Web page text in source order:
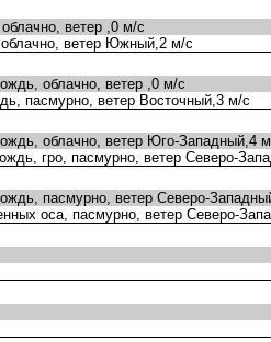
ветер ,0 м/с
ветер Южный,2 м/с
облачно, ветер ,0 м/с
пасмурно, ветер Восточный,3 м/с
облачно, ветер Юго-Западный,4
гро, пасмурно, ветер Северо-
пасмурно, ветер Северо-
оса, пасмурно, ветер Северо-